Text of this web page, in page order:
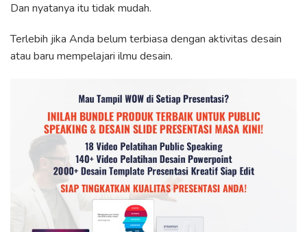
Dan nyatanya itu tidak mudah.
Terlebih jika Anda belum terbiasa dengan aktivitas desain
atau baru mempelajari ilmu desain.